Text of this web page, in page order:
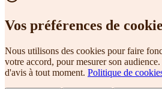
Vos préférences de
Nous utilisons des cookies pour faire
votre accord, pour mesurer son
d'avis à tout moment. Politique de